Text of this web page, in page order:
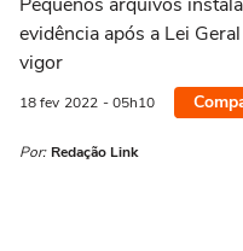
evidência após a Lei
vigor
18 fev 2022 - 05h10
Por: Redação Link